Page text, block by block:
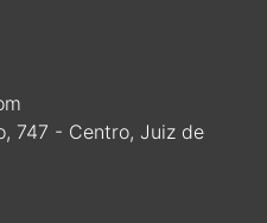
747 - Centro, Juiz de